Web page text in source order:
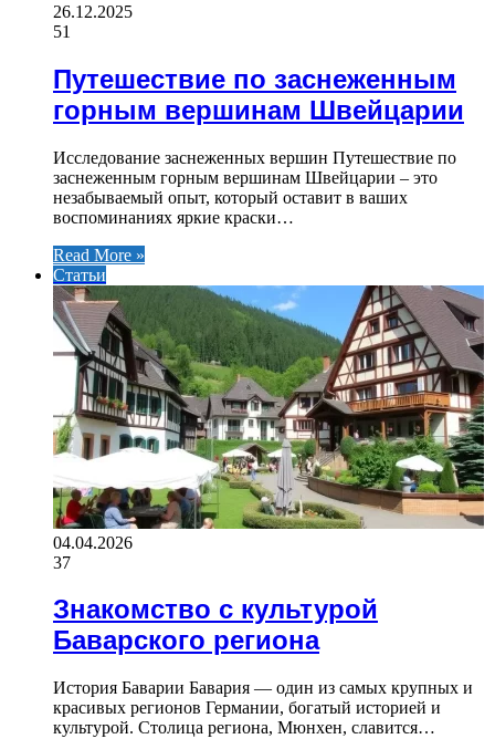
26.12.2025
51
Путешествие по заснеженным
горным вершинам Швейцарии
Исследование заснеженных вершин Путешествие по
заснеженным горным вершинам Швейцарии – это
незабываемый опыт, который оставит в ваших
воспоминаниях яркие краски…
Read More »
Статьи
04.04.2026
37
Знакомство с культурой
Баварского региона
История Баварии Бавария — один из самых крупных и
красивых регионов Германии, богатый историей и
культурой. Столица региона, Мюнхен, славится…